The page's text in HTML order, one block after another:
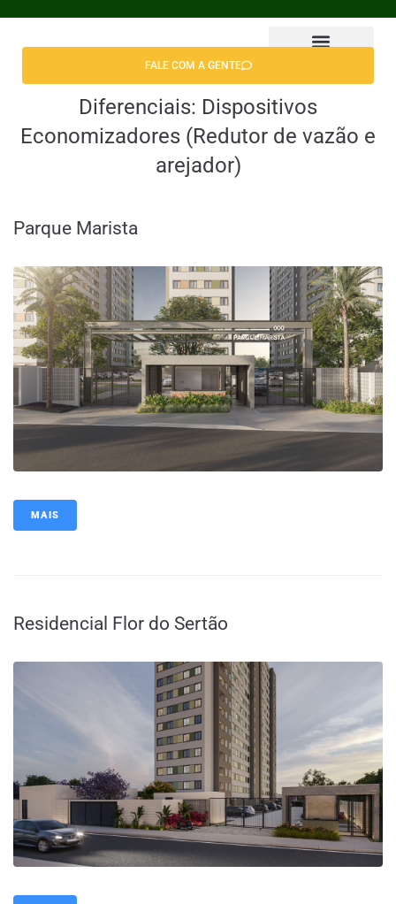
FALE COM A GENTE
Diferenciais: Dispositivos
Economizadores (Redutor de vazão e
arejador)
Parque Marista
MAIS
Residencial Flor do Sertão